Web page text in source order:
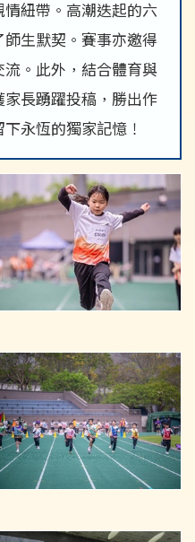
紐帶。高潮迭起的六
生默契。賽事亦邀得
。此外，結合體育與
長踴躍投稿，勝出作
永恆的獨家記憶！